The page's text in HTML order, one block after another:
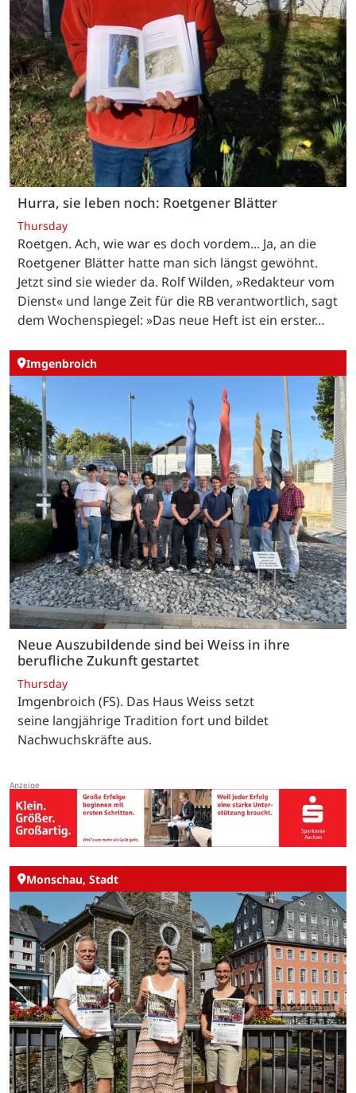
Hurra, sie leben noch: Roetgener Blätter
Thursday
Roetgen. Ach, wie war es doch vordem... Ja, an die
Roetgener Blätter hatte man sich längst gewöhnt.
Jetzt sind sie wieder da. Rolf Wilden, »Redakteur vom
Dienst« und lange Zeit für die RB verantwortlich, sagt
dem Wochenspiegel: »Das neue Heft ist ein erster…
Imgenbroich
Neue Auszubildende sind bei Weiss in ihre
berufliche Zukunft gestartet
Thursday
Imgenbroich (FS). Das Haus Weiss setzt
seine langjährige Tradition fort und bildet
Nachwuchskräfte aus.
Monschau, Stadt